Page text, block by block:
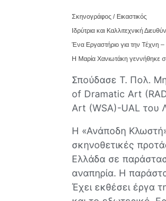
Σκηνογράφος / Εικαστικός
Ιδρύτρια και Καλλιτεχνική
Ένα Εργαστήριο για την Τέχνη
Η Μαρία Χανιωτάκη γεννήθηκε
Σπούδασε Τ. Πολ.
of Dramatic Art
Art (WSA)-UAL του
Η «Ανάποδη
σκηνοθετικές
Ελλάδα σε
αναπηρία. Η
Έχει εκθέσει έργα